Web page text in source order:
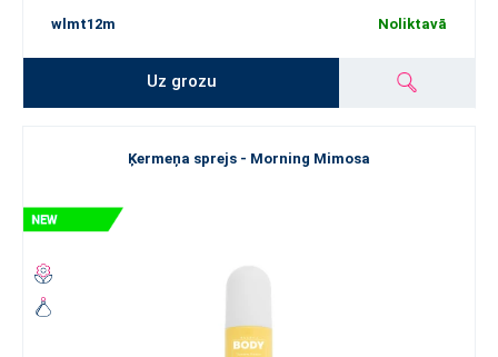
wlmt12m Noliktavā
Uz grozu
Ķermeņa sprejs - Morning Mimosa